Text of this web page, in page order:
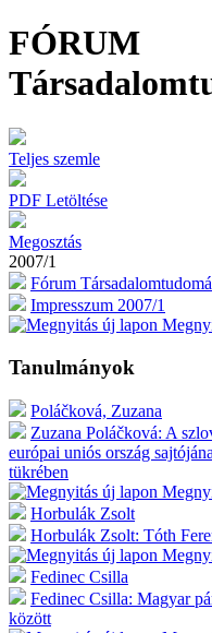
FÓRUM
Teljes szemle
PDF Letöltése
Megosztás
2007/1
Fórum
Impresszum 2007/1
Tanulmányok
Poláčková, Zuzana
Zuzana Poláčková: A
európai uniós ország
tükrében
Horbulák Zsolt
Horbulák Zsolt: Tóth
Fedinec Csilla
Fedinec Csilla: Magyar
között